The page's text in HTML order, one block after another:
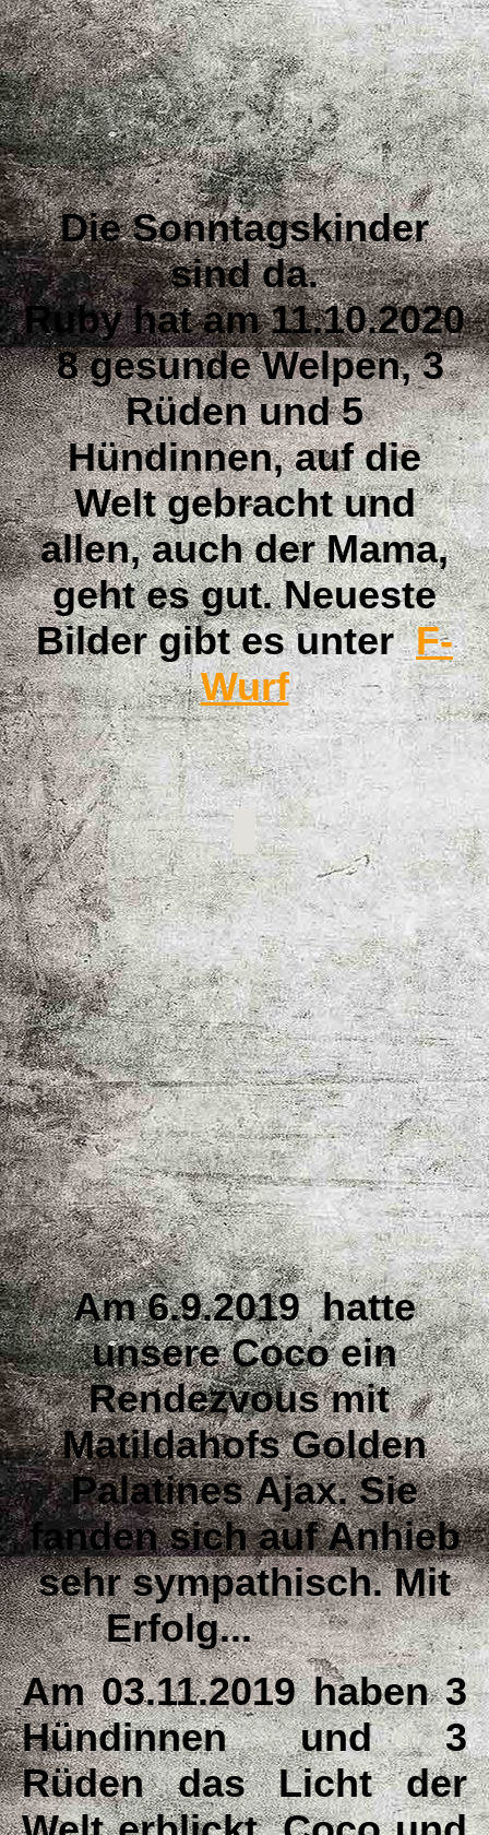
Die Sonntagskinder
sind da.
Ruby hat am 11.10.2020
8 gesunde Welpen, 3
Rüden und 5
Hündinnen, auf die
Welt gebracht und
allen, auch der Mama,
geht es gut. Neueste
Bilder gibt es unterF-
Wurf
Am 6.9.2019hatte
unsere Coco ein
Rendezvous mit
Matildahofs Golden
PalatinesAjax. Sie
fanden sich auf Anhieb
sehr sympathisch. Mit
Erfolg...
Am 03.11.2019 haben 3
Hündinnen und 3
Rüden das Licht der